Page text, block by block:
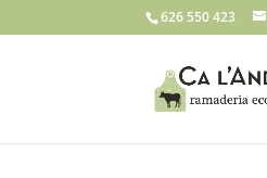
626 550 423